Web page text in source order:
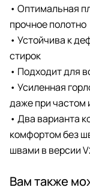
• Оптимальная
прочное полотно
• Устойчива к
стирок
• Подходит для
• Усиленная
даже при частом
• Два варианта
комфортом без
швами в версии
Вам также